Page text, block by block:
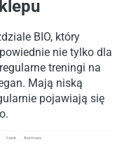
BIO, który
nie tylko dla
treningi na
Mają niską
pojawiają się